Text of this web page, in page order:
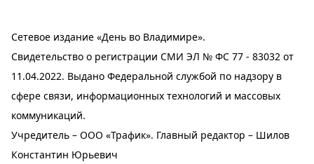
Сетевое издание «День во Владимире».
Свидетельство о регистрации СМИ ЭЛ № ФС 77 - 83032 от
11.04.2022. Выдано Федеральной службой по надзору в
сфере связи, информационных технологий и массовых
коммуникаций.
Учредитель – ООО «Трафик». Главный редактор – Шилов
Константин Юрьевич